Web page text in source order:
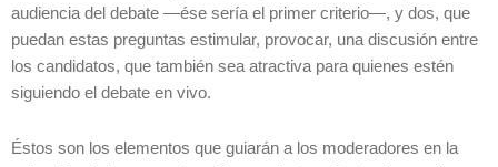
audiencia del debate —ése sería el primer criterio—, y dos, que
puedan estas preguntas estimular, provocar, una discusión entre
los candidatos, que también sea atractiva para quienes estén
siguiendo el debate en vivo.
Éstos son los elementos que guiarán a los moderadores en la